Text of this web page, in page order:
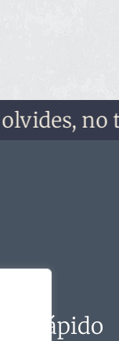
no te
rápido